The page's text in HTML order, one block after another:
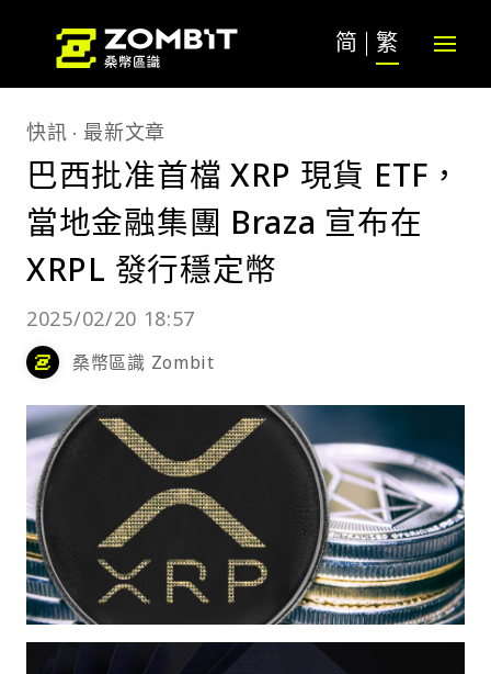
简 繁
快訊 最新文章
巴西批准首檔 XRP 現貨 ETF，
當地金融集團 Braza 宣布在
XRPL 發行穩定幣
2025/02/20 18:57
桑幣區識 Zombit